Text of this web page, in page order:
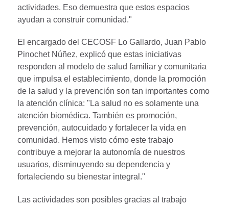
actividades. Eso demuestra que estos espacios
ayudan a construir comunidad."
El encargado del CECOSF Lo Gallardo, Juan Pablo
Pinochet Núñez, explicó que estas iniciativas
responden al modelo de salud familiar y comunitaria
que impulsa el establecimiento, donde la promoción
de la salud y la prevención son tan importantes como
la atención clínica: "La salud no es solamente una
atención biomédica. También es promoción,
prevención, autocuidado y fortalecer la vida en
comunidad. Hemos visto cómo este trabajo
contribuye a mejorar la autonomía de nuestros
usuarios, disminuyendo su dependencia y
fortaleciendo su bienestar integral."
Las actividades son posibles gracias al trabajo